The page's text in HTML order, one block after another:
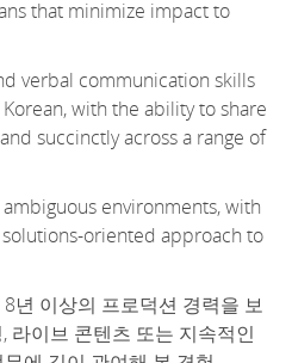
that minimize impactto
verbal communication skills
with the ability to share
succinctly across a range of
environments, with
solutions-oriented approach to
년 이상의 프로덕션 경력을 보
라이브 콘텐츠 또는 지속적인